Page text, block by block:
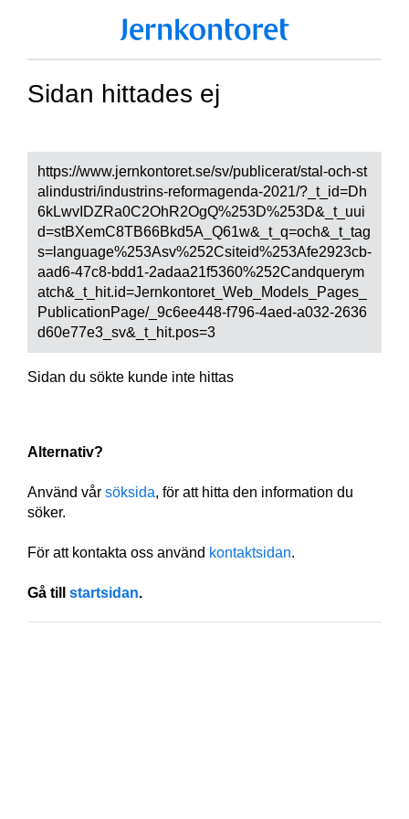
Sidan hittades ej
https://www.jernkontoret.se/sv/publicerat/stal-och-st
alindustri/industrins-reformagenda-2021/?_t_id=Dh
6kLwvIDZRa0C2OhR2OgQ%253D%253D&_t_uui
d=stBXemC8TB66Bkd5A_Q61w&_t_q=och&_t_tag
s=language%253Asv%252Csiteid%253Afe2923cb-
aad6-47c8-bdd1-2adaa21f5360%252Candquerym
atch&_t_hit.id=Jernkontoret_Web_Models_Pages_
PublicationPage/_9c6ee448-f796-4aed-a032-2636
d60e77e3_sv&_t_hit.pos=3
Sidan du sökte kunde inte hittas
Alternativ?
Använd vår söksida, för att hitta den information du
söker.
För att kontakta oss använd kontaktsidan.
Gå till startsidan.